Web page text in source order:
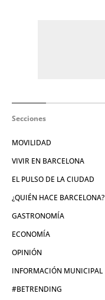
Secciones
MOVILIDAD
VIVIR EN BARCELONA
EL PULSO DE LA CIUDAD
¿QUIÉN HACE BARCELONA?
GASTRONOMÍA
ECONOMÍA
OPINIÓN
INFORMACIÓN MUNICIPAL
#BETRENDING